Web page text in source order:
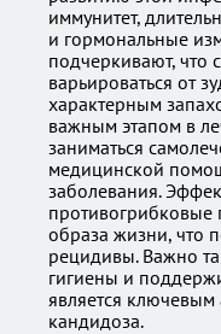
иммунитет,
и гормональные
подчеркивают, что
варьироваться от
характерным
важным этапом в
заниматься
медицинской
заболевания.
образа жизни, что
рецидивы. Важно
гигиены и
является
кандидоза.